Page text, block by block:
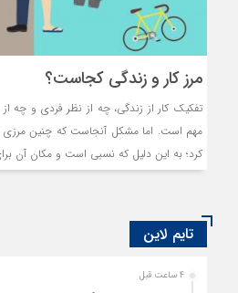
مرز کار و زندگی کجاست؟
تفکیک کار از زندگی، چه از نظر فردی و چه
مهم است. اما مشکل آنجاست که چنین مرزی
کرد؛ به این دلیل که نسبی است و مکان آن
تایم لاین
4 ساعت قبل